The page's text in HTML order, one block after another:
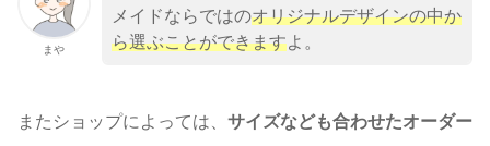
まや
メイドならではのオリジナルデザインの中か
ら選ぶことができますよ。
またショップによっては、 サイズなども合わせたオーダー